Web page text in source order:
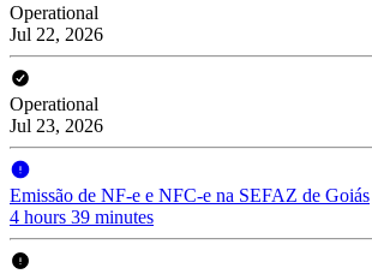
Operational
Jul 22, 2026
Operational
Jul 23, 2026
Emissão de NF-e e NFC-e na SEFAZ de Goiás
4 hours 39 minutes